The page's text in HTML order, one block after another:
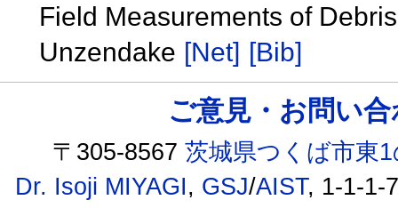
Field Measurements of
Unzendake [Net] [Bib]
ご意見・お問い
〒305-8567茨城県つくば市東
Dr. Isoji MIYAGI, GSJ/AIST, 1-1-1-